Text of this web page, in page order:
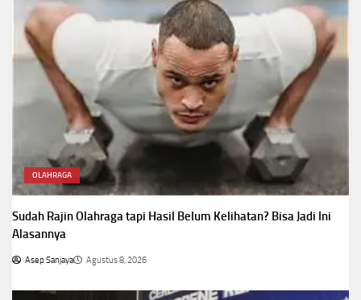
OLAHRAGA
Sudah Rajin Olahraga tapi Hasil Belum Kelihatan? Bisa Jadi Ini
Alasannya
Asep Sanjaya Agustus 8, 2026